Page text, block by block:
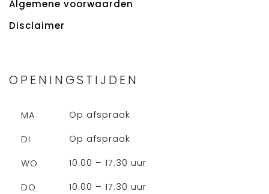
Algemene voorwaarden
Disclaimer
OPENINGSTIJDEN
MA
Op afspraak
DI
Op afspraak
WO
10.00 – 17.30 uur
DO
10.00 – 17.30 uur